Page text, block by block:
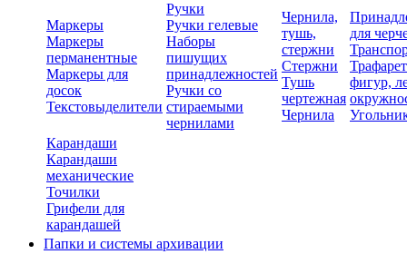
Маркеры
Маркеры
перманентные
Маркеры для
досок
Текстовыделители
Ручки
Ручки гелевые
Наборы
пишущих
принадлежностей
Ручки со
стираемыми
чернилами
Чернила,
тушь,
стержни
Стержни
Тушь
чертежная
Чернила
для
фигур,
Карандаши
Карандаши
механические
Точилки
Грифели для
карандашей
Папки и системы архивации